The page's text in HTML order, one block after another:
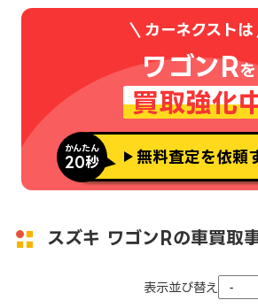
カーネクストは
ワゴンRを
買取強化
かんたん
20秒 無料査定を依頼
スズキ ワゴンRの車買取
表示並び替え